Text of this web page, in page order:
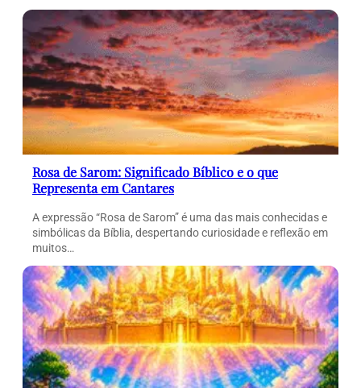
Rosa de Sarom: Significado Bíblico e o que
Representa em Cantares
A expressão “Rosa de Sarom” é uma das mais conhecidas e
simbólicas da Bíblia, despertando curiosidade e reflexão em
muitos…